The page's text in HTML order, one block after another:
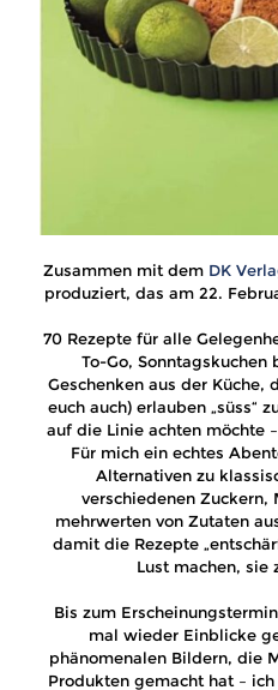
Zusammen mit dem DK
produziert, das am 22.
70 Rezepte für alle
To-Go, Sonntagskuchen
Geschenken aus der Küche,
euch auch) erlauben „süss“
auf die Linie achten möchte
Für mich ein echtes
Alternativen zu
verschiedenen Zuckern,
mehrwerten von Zutaten
damit die Rezepte
Lust machen, sie
Bis zum
mal wieder Einblicke
phänomenalen Bildern, die
Produkten gemacht hat –